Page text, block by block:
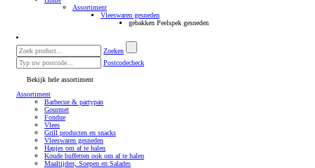
Assortiment
Vleeswaren gesneden
gebakken Peelspek gesneden
Zoeken
Postcodecheck
Bekijk hele assortiment
Assortiment
Barbecue & partypan
Gourmet
Fondue
Vlees
Grill producten en snacks
Vleeswaren gesneden
Hapjes om af te halen
Koude buffetten ook om af te halen
Maaltijden, Soepen en Salades